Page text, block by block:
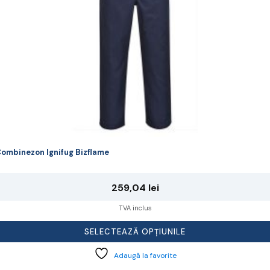
Ignifug Bizflame
259,04 lei
TVA inclus
SELECTEAZĂ OPȚIUNILE
Adaugă la favorite